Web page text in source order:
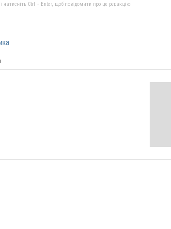
Ctrl + Enter, щоб повідомити про це редакцію